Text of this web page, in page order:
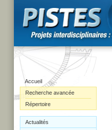
Accueil
Recherche avancée
Répertoire
Actualités